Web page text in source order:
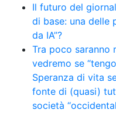
Il futuro del
di base: una delle
da IA”?
Tra poco saranno
vedremo se
Speranza di vita
fonte di (quasi)
società